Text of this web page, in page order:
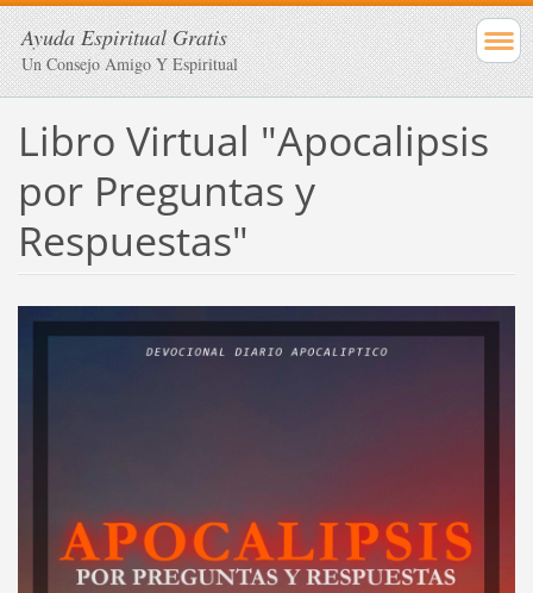
Ayuda Espiritual Gratis
Un Consejo Amigo Y Espiritual
Libro Virtual "Apocalipsis
por Preguntas y
Respuestas"